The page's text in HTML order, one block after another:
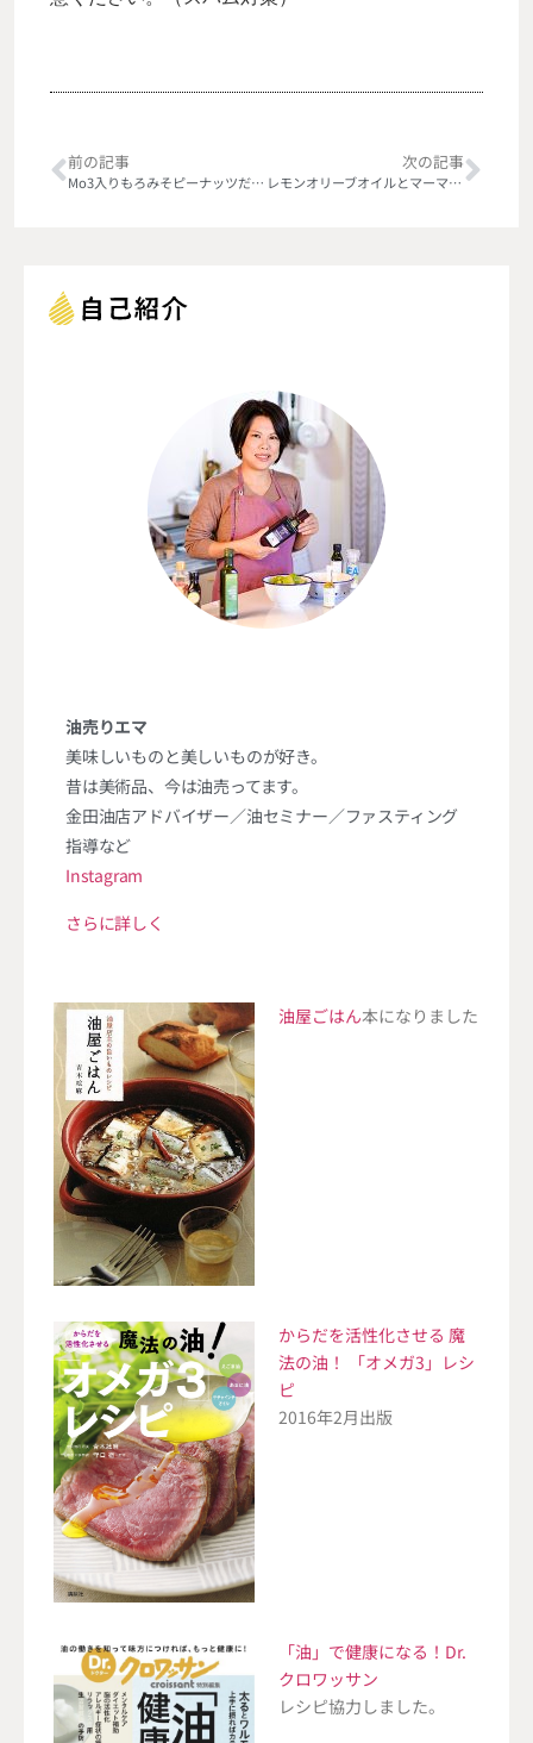
前の記事
Mo3入りもろみそピーナッツだれで冷しゃぶサラダ
次の記事
レモンオリーブオイルとマーマレードのケーキ
油売りエマ
美味しいものと美しいものが好き。
昔は美術品、今は油売ってます。
金田油店アドバイザー／油セミナー／ファスティング
指導など
Instagram
さらに詳しく
油屋ごはん本になりました
からだを活性化させる 魔
法の油！ 「オメガ3」レシ
ピ
2016年2月出版
「油」で健康になる！Dr.
クロワッサン
レシピ協力しました。